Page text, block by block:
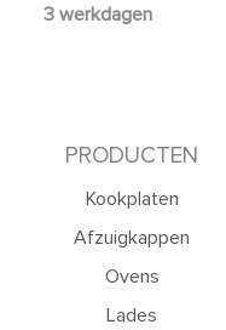
3 werkdagen
PRODUCTEN
Kookplaten
Afzuigkappen
Ovens
Lades